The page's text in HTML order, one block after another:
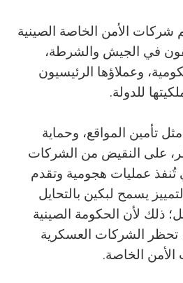
الأمن الخاصة الصينية
في الجيش والشرطة،
وعملاؤها الرئيسيون
للدولة.
تأمين المواقع، وحماية
على النقيض من الشركات
تُنفذ عمليات هجومية وتقدم
يسمح لبكين بالتحايل
ذلك لأن الحكومة الصينية
الشركات العسكرية
الخاصة.